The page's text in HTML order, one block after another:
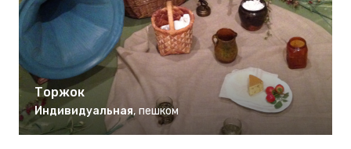
Торжок
Индивидуальная, пешком